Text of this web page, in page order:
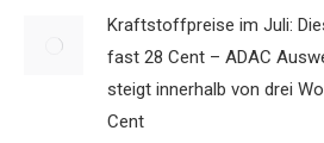
Kraftstoffpreise im Juli:
fast 28 Cent – ADAC
steigt innerhalb von drei
Cent